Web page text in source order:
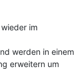
im
werden in einem
erweitern um